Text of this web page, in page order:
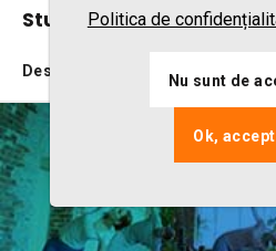
Studio de Pilates
Descoperă beneficiile
Politica de
Nu sunt de
Ok, accept